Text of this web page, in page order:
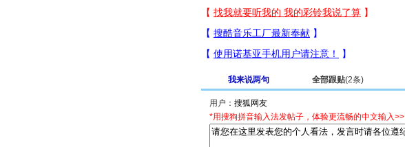
我来说两句 全部跟贴(2条)
用户：
*用搜狗拼音输入法发帖子，体验更流畅的中文输入>>